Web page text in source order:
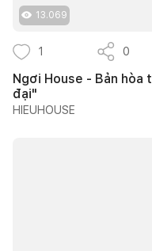
13.069
1 0
Ngơi House - Bản
đại"
HIEUHOUSE